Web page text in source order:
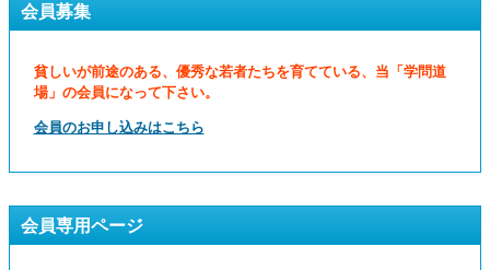
会員募集
貧しいが前途のある、優秀な若者たちを育てている、当「学問道
場」の会員になって下さい。
会員のお申し込みはこちら
会員専用ページ